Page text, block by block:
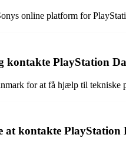
online platform for
kontakte PlayStation
for at få hjælp til tekniske
at kontakte